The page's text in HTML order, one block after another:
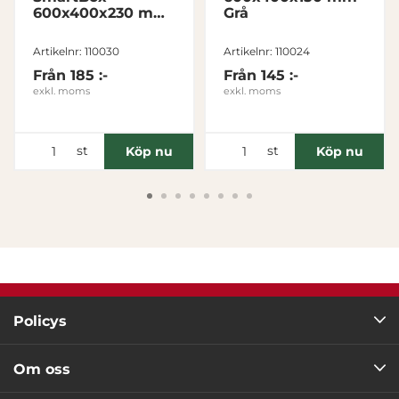
Tillåt urval
Avvisa
600x400x230 mm
Grön
Artikelnr: 110030
Från 185 :-
exkl. moms
st Köp nu
Grå
Artikelnr: 110024
Från 145 :-
exkl. moms
st Köp nu
Policys
Om oss